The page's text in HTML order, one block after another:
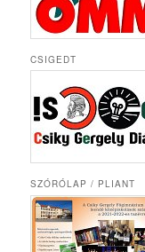
CSIGEDT
SZÓRÓLAP / PLIANT